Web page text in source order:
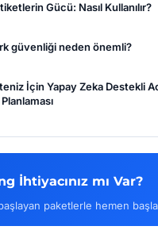
Gücü: Nasıl Kullanılır?
güvenliği neden önemli?
İçin Yapay Zeka Destekli
İhtiyacınız mı Var?
paketlerle hemen